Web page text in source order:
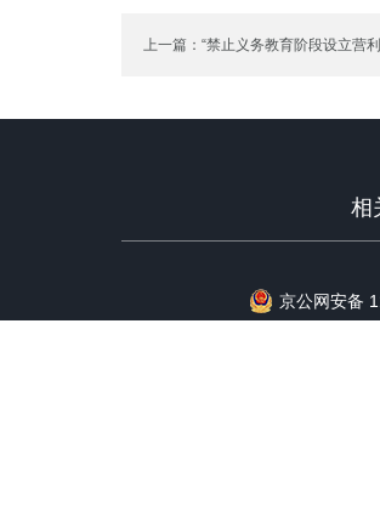
上一篇：“禁止义务教育阶段设立营
京公网安备